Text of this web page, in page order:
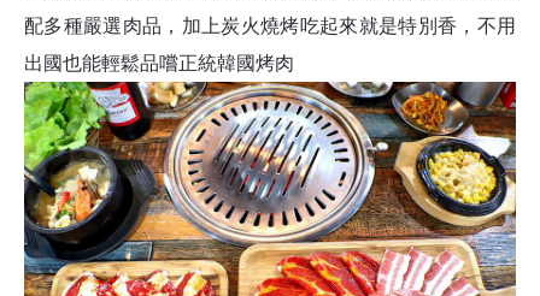
配多種嚴選肉品， 加上炭火燒烤吃起來就是特別香， 不用
出國也能輕鬆品嚐正統韓國烤肉